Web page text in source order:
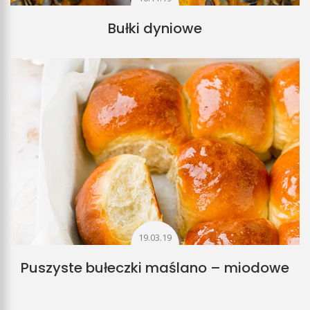
Bułki dyniowe
19.03.19
Puszyste bułeczki maślano – miodowe